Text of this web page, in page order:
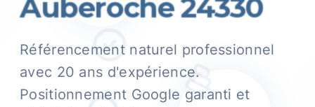
Référencement naturel professionnel
avec 20 ans d'expérience.
Positionnement Google garanti et